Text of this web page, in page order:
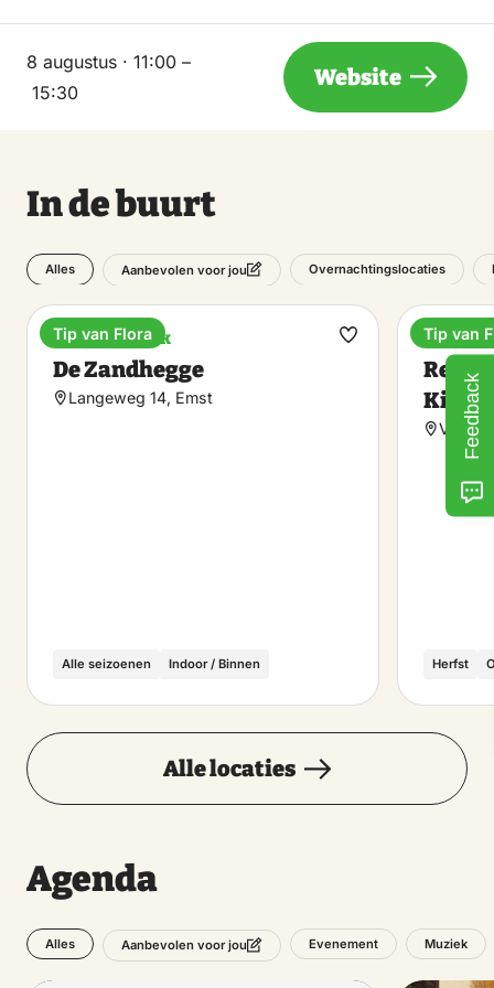
8 augustus · 11:00 –
15:30
Website
In de buurt
Alles Aanbevolen voor jou Overnachtingslocaties
Vakantiepark
De Zandhegge
Langeweg 14, Emst
Alle seizoenen Indoor / Binnen
Tip van Flora
Maak
Herfst
Tip van
Alle locaties
Agenda
Alles Aanbevolen voor jou Evenement Muziek
Feedback